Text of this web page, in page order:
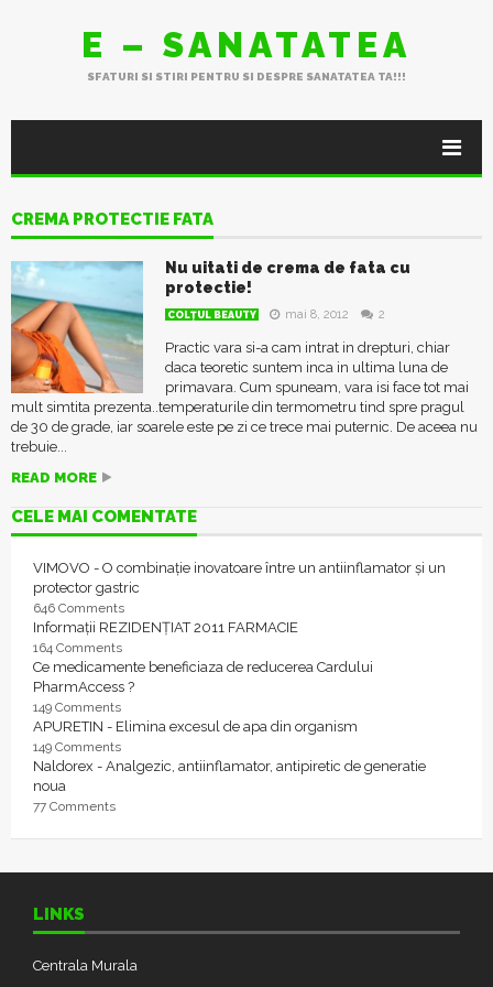
E – SANATATEA
SFATURI SI STIRI PENTRU SI DESPRE SANATATEA TA!!!
CREMA PROTECTIE FATA
Nu uitati de crema de fata cu
protectie!
COLŢUL BEAUTY mai 8, 2012 2
Practic vara si-a cam intrat in drepturi, chiar
daca teoretic suntem inca in ultima luna de
primavara. Cum spuneam, vara isi face tot mai
mult simtita prezenta..temperaturile din termometru tind spre pragul
de 30 de grade, iar soarele este pe zi ce trece mai puternic. De aceea nu
trebuie...
READ MORE
CELE MAI COMENTATE
VIMOVO - O combinație inovatoare între un antiinflamator și un
protector gastric
646 Comments
Informații REZIDENȚIAT 2011 FARMACIE
164 Comments
Ce medicamente beneficiaza de reducerea Cardului
PharmAccess ?
149 Comments
APURETIN - Elimina excesul de apa din organism
149 Comments
Naldorex - Analgezic, antiinflamator, antipiretic de generatie
noua
77 Comments
LINKS
Centrala Murala